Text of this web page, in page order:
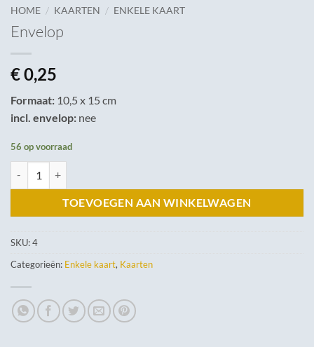
HOME / KAARTEN / ENKELE KAART
Envelop
€0,25
Formaat: 10,5 x 15 cm
incl. envelop: nee
56 op voorraad
TOEVOEGEN AAN WINKELWAGEN
SKU:4
Categorieën: Enkele kaart, Kaarten